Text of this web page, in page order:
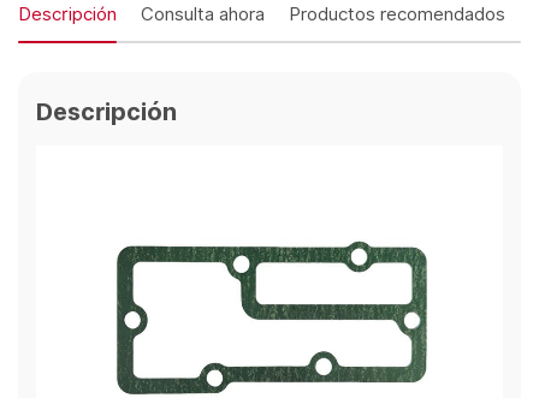
Descripción Consulta ahora Productos recomendados
Descripción